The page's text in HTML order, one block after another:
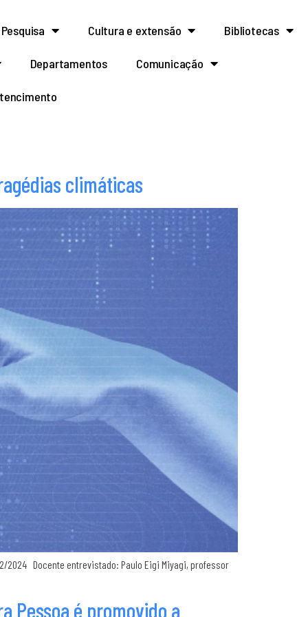
Pesquisa Cultura e extensão Bibliotecas
Departamentos Comunicação
climáticas
Docente entrevistado: Paulo Eigi Miyagi, professor
Pessoa é promovido a